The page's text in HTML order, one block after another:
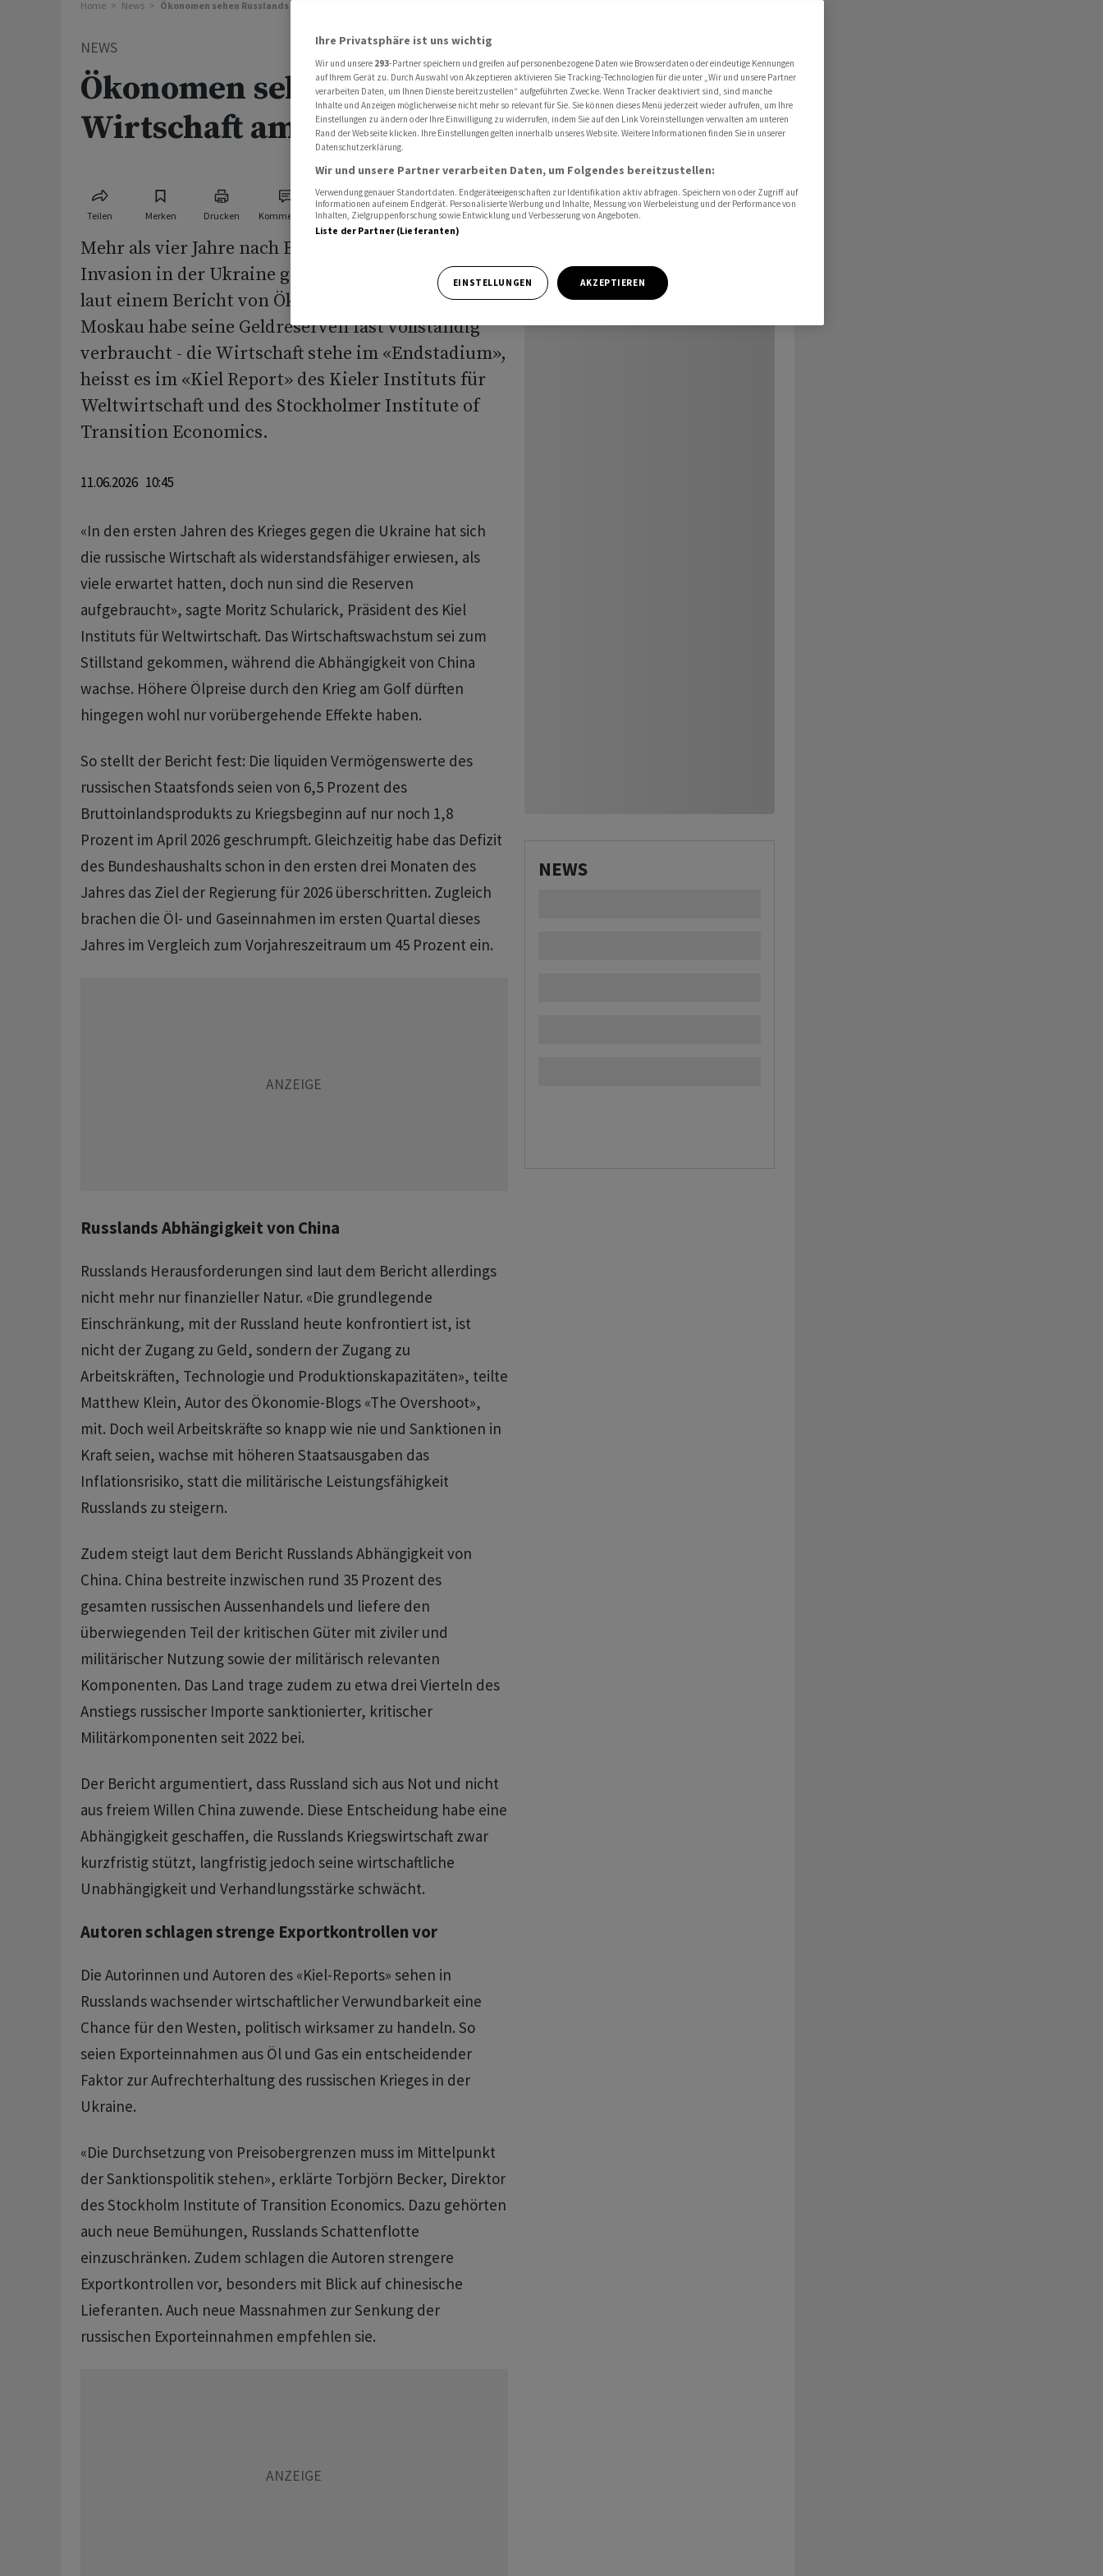
Home News Ökonomen sehen Russlands Wirtschaft am Limit
NEWS
Ökonomen sehen Russlands
Wirtschaft am Limit
Teilen Merken Drucken Kommentare
Mehr als vier Jahre nach Beginn der russischen
Invasion in der Ukraine gerät Russlands Wirtschaft
laut einem Bericht von Ökonomen an ihre Grenzen.
Moskau habe seine Geldreserven fast vollständig
verbraucht - die Wirtschaft stehe im «Endstadium»,
heisst es im «Kiel Report» des Kieler Instituts für
Weltwirtschaft und des Stockholmer Institute of
Transition Economics.
11.06.2026 10:45
«In den ersten Jahren des Krieges gegen die Ukraine hat sich
die russische Wirtschaft als widerstandsfähiger erwiesen, als
viele erwartet hatten, doch nun sind die Reserven
aufgebraucht», sagte Moritz Schularick, Präsident des Kiel
Instituts für Weltwirtschaft. Das Wirtschaftswachstum sei zum
Stillstand gekommen, während die Abhängigkeit von China
wachse. Höhere Ölpreise durch den Krieg am Golf dürften
hingegen wohl nur vorübergehende Effekte haben.
So stellt der Bericht fest: Die liquiden Vermögenswerte des
russischen Staatsfonds seien von 6,5 Prozent des
Bruttoinlandsprodukts zu Kriegsbeginn auf nur noch 1,8
Prozent im April 2026 geschrumpft. Gleichzeitig habe das Defizit
des Bundeshaushalts schon in den ersten drei Monaten des
Jahres das Ziel der Regierung für 2026 überschritten. Zugleich
brachen die Öl- und Gaseinnahmen im ersten Quartal dieses
Jahres im Vergleich zum Vorjahreszeitraum um 45 Prozent ein.
Russlands Abhängigkeit von China
Russlands Herausforderungen sind laut dem Bericht allerdings
nicht mehr nur finanzieller Natur. «Die grundlegende
Einschränkung, mit der Russland heute konfrontiert ist, ist
nicht der Zugang zu Geld, sondern der Zugang zu
Arbeitskräften, Technologie und Produktionskapazitäten», teilte
Matthew Klein, Autor des Ökonomie-Blogs «The Overshoot»,
mit. Doch weil Arbeitskräfte so knapp wie nie und Sanktionen in
Kraft seien, wachse mit höheren Staatsausgaben das
Inflationsrisiko, statt die militärische Leistungsfähigkeit
Russlands zu steigern.
Zudem steigt laut dem Bericht Russlands Abhängigkeit von
China. China bestreite inzwischen rund 35 Prozent des
gesamten russischen Aussenhandels und liefere den
überwiegenden Teil der kritischen Güter mit ziviler und
militärischer Nutzung sowie der militärisch relevanten
Komponenten. Das Land trage zudem zu etwa drei Vierteln des
Anstiegs russischer Importe sanktionierter, kritischer
Militärkomponenten seit 2022 bei.
Der Bericht argumentiert, dass Russland sich aus Not und nicht
aus freiem Willen China zuwende. Diese Entscheidung habe eine
Abhängigkeit geschaffen, die Russlands Kriegswirtschaft zwar
kurzfristig stützt, langfristig jedoch seine wirtschaftliche
Unabhängigkeit und Verhandlungsstärke schwächt.
Autoren schlagen strenge Exportkontrollen vor
Die Autorinnen und Autoren des «Kiel-Reports» sehen in
Russlands wachsender wirtschaftlicher Verwundbarkeit eine
Chance für den Westen, politisch wirksamer zu handeln. So
seien Exporteinnahmen aus Öl und Gas ein entscheidender
Faktor zur Aufrechterhaltung des russischen Krieges in der
Ukraine.
«Die Durchsetzung von Preisobergrenzen muss im Mittelpunkt
der Sanktionspolitik stehen», erklärte Torbjörn Becker, Direktor
des Stockholm Institute of Transition Economics. Dazu gehörten
auch neue Bemühungen, Russlands Schattenflotte
einzuschränken. Zudem schlagen die Autoren strengere
Exportkontrollen vor, besonders mit Blick auf chinesische
Lieferanten. Auch neue Massnahmen zur Senkung der
russischen Exporteinnahmen empfehlen sie.
NEWS
Ihre Privatsphäre ist uns wichtig
Wir und unsere 293-Partner speichern und greifen auf personenbezogene Daten wie Browserdaten oder eindeutige Kennungen
auf Ihrem Gerät zu. Durch Auswahl von Akzeptieren aktivieren Sie Tracking-Technologien für die unter „Wir und unsere Partner
verarbeiten Daten, um Ihnen Dienste bereitzustellen“ aufgeführten Zwecke. Wenn Tracker deaktiviert sind, sind manche
Inhalte und Anzeigen möglicherweise nicht mehr so relevant für Sie. Sie können dieses Menü jederzeit wieder aufrufen, um Ihre
Einstellungen zu ändern oder Ihre Einwilligung zu widerrufen, indem Sie auf den Link Voreinstellungen verwalten am unteren
Rand der Webseite klicken. Ihre Einstellungen gelten innerhalb unseres Website. Weitere Informationen finden Sie in unserer
Datenschutzerklärung.
Wir und unsere Partner verarbeiten Daten, um Folgendes bereitzustellen:
Verwendung genauer Standortdaten. Endgeräteeigenschaften zur Identifikation aktiv abfragen. Speichern von oder Zugriff auf
Informationen auf einem Endgerät. Personalisierte Werbung und Inhalte, Messung von Werbeleistung und der Performance von
Inhalten, Zielgruppenforschung sowie Entwicklung und Verbesserung von Angeboten.
Liste der Partner (Lieferanten)
EINSTELLUNGEN AKZEPTIEREN